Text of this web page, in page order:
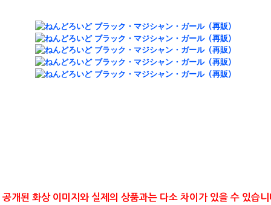
개된 화상 이미지와 실제의 상품과는 다소 차이가 있을 수 있습니